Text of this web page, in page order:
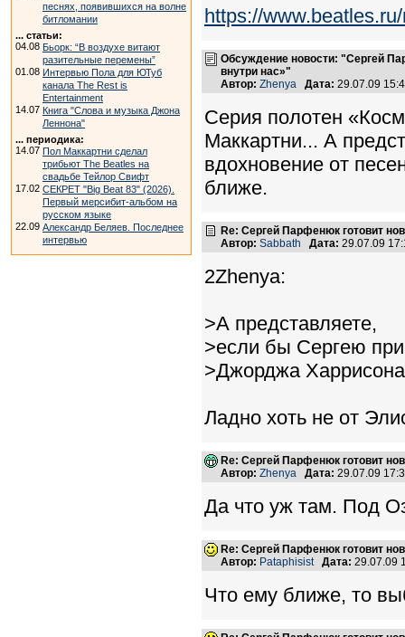
песнях, появившихся на волне
битломании
... статьи:
04.08 Бьорк: “В воздухе витают
разительные перемены”
01.08 Интервью Пола для ЮТуб
канала The Rest is
Entertainment
14.07 Книга "Слова и музыка Джона
Леннона"
... периодика:
14.07 Пол Маккартни сделал
трибьют The Beatles на
свадьбе Тейлор Свифт
17.02 СЕКРЕТ "Big Beat 83" (2026).
Первый мерсибит-альбом на
русском языке
22.09 Александр Беляев. Последнее
интервью
https://
Обсуждение новости: "Сергей
внутри нас»"
Автор: Zhenya Дата: 29.07.09
Серия полотен
Маккартни... А
вдохновение от
ближе.
Re: Сергей Парфенюк готовит
Автор: Sabbath Дата: 29.07.09
2Zhenya:
>А представляете,
>если бы Сергею
>Джорджа
Ладно хоть не от
Re: Сергей Парфенюк готовит
Автор: Zhenya Дата: 29.07.09
Да что уж там. Под
Re: Сергей Парфенюк готовит
Автор: Pataphisist Дата: 29.07.09
Что ему ближе, то